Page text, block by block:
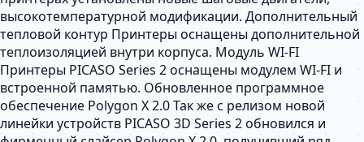
высокотемпературной модификации. Дополнительный
тепловой контур Принтеры оснащены дополнительной
теплоизоляцией внутри корпуса. Модуль WI-FI
Принтеры PICASO Series 2 оснащены модулем WI-FI и
встроенной памятью. Обновленное программное
обеспечение Polygon X 2.0 Так же с релизом новой
линейки устройств PICASO 3D Series 2 обновился и